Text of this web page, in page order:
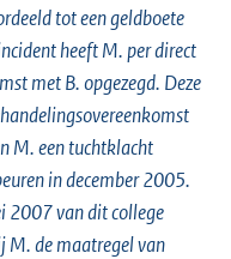
tot een geldboete
heeft M. per direct
met B. opgezegd. Deze
M. een tuchtklacht
in december 2005.
2007 van dit college
M. de maatregel van